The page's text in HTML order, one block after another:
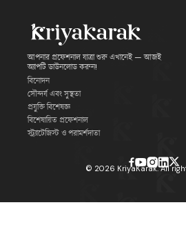
আপনার প্রফেশনাল যাত্রা শুরু এখানেই — আজই
অ্যাপটি ডাউনলোড করুন!
বিনোদন
সৌন্দর্য এবং সুস্থতা
প্রযুক্তি বিশেষজ্ঞ
বিশেষায়িত প্রফেশনাল
স্ট্র্যাটেজিস্ট ও পরামর্শদাতা
© 2026 KriyaKarak. All